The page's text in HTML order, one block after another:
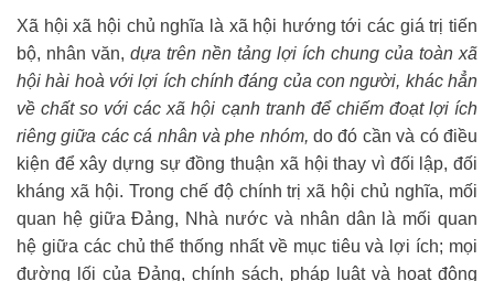
Xã hội xã hội chủ nghĩa là xã hội hướng tới các giá trị tiến
bộ, nhân văn, dựa trên nền tảng lợi ích chung của toàn xã
hội hài hoà với lợi ích chính đáng của con người, khác hẳn
về chất so với các xã hội cạnh tranh để chiếm đoạt lợi ích
riêng giữa các cá nhân và phe nhóm, do đó cần và có điều
kiện để xây dựng sự đồng thuận xã hội thay vì đối lập, đối
kháng xã hội. Trong chế độ chính trị xã hội chủ nghĩa, mối
quan hệ giữa Đảng, Nhà nước và nhân dân là mối quan
hệ giữa các chủ thể thống nhất về mục tiêu và lợi ích; mọi
đường lối của Đảng, chính sách, pháp luật và hoạt động